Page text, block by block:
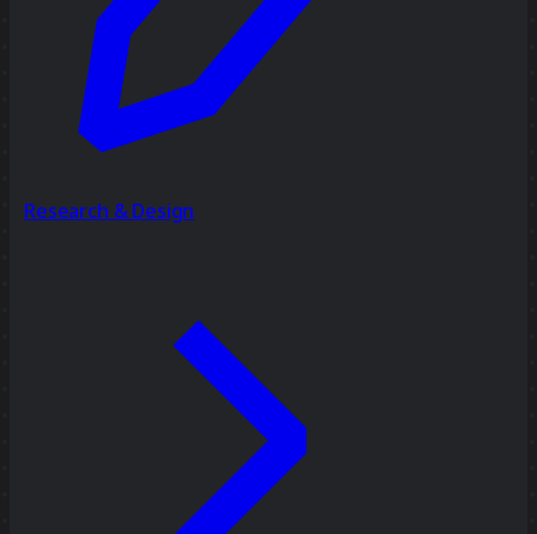
Research & Design